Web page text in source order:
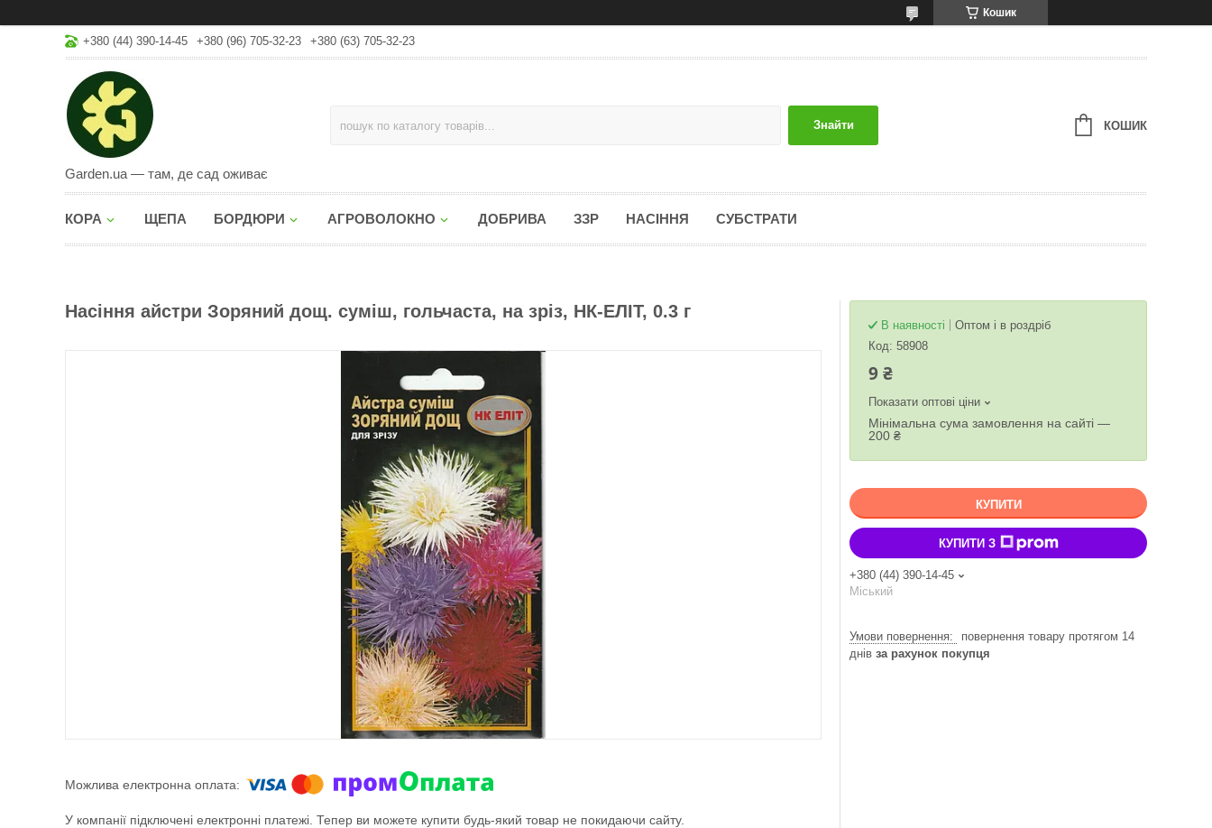
Кошик
+380 (44) 390-14-45 +380 (96) 705-32-23 +380 (63) 705-32-23
Garden.ua — там, де сад оживає
Знайти КОШИК
КОРА ЩЕПА БОРДЮРИ АГРОВОЛОКНО ДОБРИВА ЗЗР НАСІННЯ СУБСТРАТИ
Насіння айстри Зоряний дощ. суміш, гольчаста, на зріз, НК-ЕЛІТ, 0.3 г
У компанії підключені електронні платежі. Тепер ви можете купити будь-який товар не покидаючи сайту.
В наявності
Оптом і в роздріб
Код: 58908
9 ₴
Показати оптові ціни
Мінімальна сума замовлення на сайті —
200 ₴
КУПИТИ
КУПИТИ З
+380 (44) 390-14-45
Міський
повернення товару протягом 14
днів за рахунок покупця